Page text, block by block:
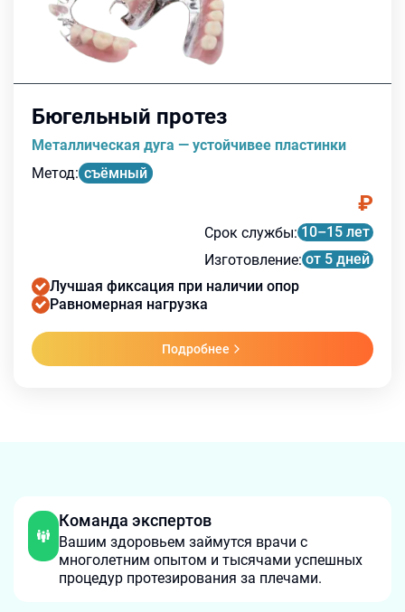
Бюгельный протез
Металлическая дуга — устойчивее пластинки
Метод: съёмный
₽
Срок службы: 10–15 лет
Изготовление: от 5 дней
Лучшая фиксация при наличии опор
Равномерная нагрузка
Подробнее
Команда экспертов
Вашим здоровьем займутся врачи с
многолетним опытом и тысячами успешных
процедур протезирования за плечами.